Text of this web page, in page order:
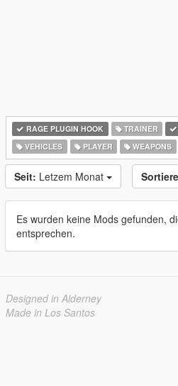
RAGE PLUGIN HOOK TRAINER
VEHICLES
PLAYER WEAPONS
Seit: Letzem Monat
Es wurden keine Mods gefunden,
entsprechen.
Designed in Alderney
Made in Los Santos